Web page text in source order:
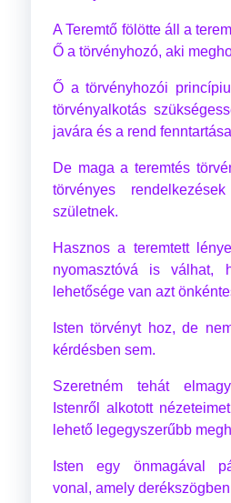
A Teremtő fölötte áll a
Ő a törvényhozó, aki
Ő a törvényhozói
törvényalkotás
javára és a rend
De maga a teremtés
törvényes
születnek.
Hasznos a teremtett
nyomasztóvá is válhat,
lehetősége van azt
Isten törvényt hoz, de
kérdésben sem.
Szeretném tehát
Istenről alkotott
lehető legegyszerűbb
Isten egy önmagával
vonal, amely